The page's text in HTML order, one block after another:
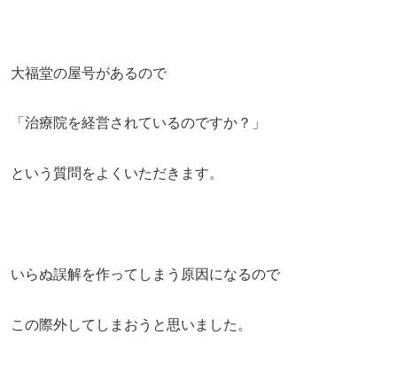
大福堂の屋号があるので
「治療院を経営されているのですか？」
という質問をよくいただきます。
いらぬ誤解を作ってしまう原因になるので
この際外してしまおうと思いました。